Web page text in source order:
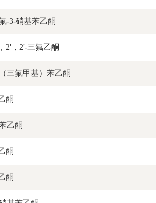
-3-硝基苯乙酮
2'，2'-三氟乙酮
三氟甲基）苯乙酮
酮
乙酮
酮
酮